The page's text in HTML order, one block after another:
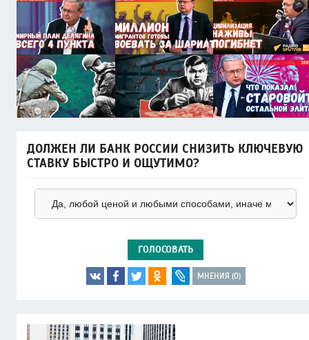
ДОЛЖЕН ЛИ БАНК РОССИИ СНИЗИТЬ КЛЮЧЕВУЮ
СТАВКУ БЫСТРО И ОЩУТИМО?
ГОЛОСОВАТЬ
МНЕНИЯ (0)